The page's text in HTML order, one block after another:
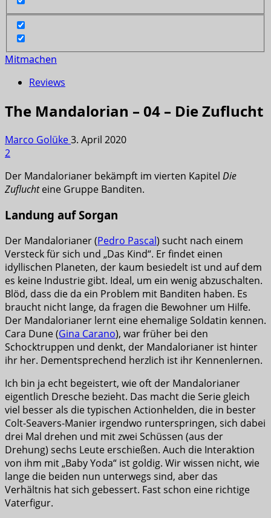
Mitmachen
Reviews
The Mandalorian – 04 – Die Zuflucht
Marco Golüke3. April 2020
2
Der Mandalorianer bekämpft im vierten Kapitel Die
Zufluchteine Gruppe Banditen.
Landung auf Sorgan
Der Mandalorianer (Pedro Pascal) sucht nach einem
Versteck für sich und „Das Kind“. Er findet einen
idyllischen Planeten, der kaum besiedelt ist und auf dem
es keine Industrie gibt. Ideal, um ein wenig abzuschalten.
Blöd, dass die da ein Problem mit Banditen haben. Es
braucht nicht lange, da fragen die Bewohner um Hilfe.
Der Mandalorianer lernt eine ehemalige Soldatin kennen.
Cara Dune (Gina Carano), war früher bei den
Schocktruppen und denkt, der Mandalorianer ist hinter
ihr her. Dementsprechend herzlich ist ihr Kennenlernen.
Ich bin ja echt begeistert, wie oft der Mandalorianer
eigentlich Dresche bezieht. Das macht die Serie gleich
viel besser als die typischen Actionhelden, die in bester
Colt-Seavers-Manier irgendwo runterspringen, sich dabei
drei Mal drehen und mit zwei Schüssen (aus der
Drehung) sechs Leute erschießen. Auch die Interaktion
von ihm mit „Baby Yoda“ ist goldig. Wir wissen nicht, wie
lange die beiden nun unterwegs sind, aber das
Verhältnis hat sich gebessert. Fast schon eine richtige
Vaterfigur.